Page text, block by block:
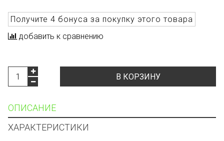
Получите 4 бонуса за покупку этого товара
добавить к сравнению
В КОРЗИНУ
ОПИСАНИЕ
ХАРАКТЕРИСТИКИ